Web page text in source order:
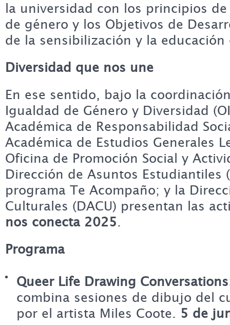
la universidad con los principios
de género y los Objetivos de
de la sensibilización y la
Diversidad que nos une
En ese sentido, bajo la
Igualdad de Género y Diversidad
Académica de Responsabilidad
Académica de Estudios Generales
Oficina de Promoción Social y
Dirección de Asuntos Estudiantiles
programa Te Acompaño; y la
Culturales (DACU) presentan las
nos conecta 2025.
Programa
Queer Life Drawing
combina sesiones de dibujo del
por el artista Miles Coote. 5 de